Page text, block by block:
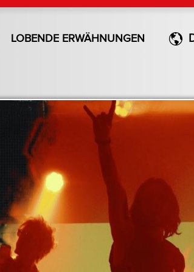
LOBENDE ERWÄHNUNGEN